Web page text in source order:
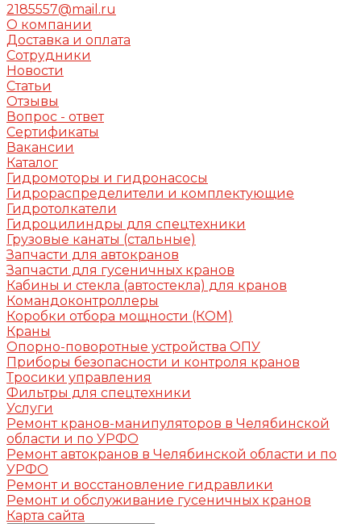
2185557@mail.ru
О компании
Доставка и оплата
Сотрудники
Новости
Статьи
Отзывы
Вопрос - ответ
Сертификаты
Вакансии
Каталог
Гидромоторы и гидронасосы
Гидрораспределители и комплектующие
Гидротолкатели
Гидроцилиндры для спецтехники
Грузовые канаты (стальные)
Запчасти для автокранов
Запчасти для гусеничных кранов
Кабины и стекла (автостекла) для кранов
Командоконтроллеры
Коробки отбора мощности (КОМ)
Краны
Опорно-поворотные устройства ОПУ
Приборы безопасности и контроля кранов
Тросики управления
Фильтры для спецтехники
Услуги
Ремонт кранов-манипуляторов в Челябинской
области и по УРФО
Ремонт автокранов в Челябинской области и по
УРФО
Ремонт и восстановление гидравлики
Ремонт и обслуживание гусеничных кранов
Карта сайта